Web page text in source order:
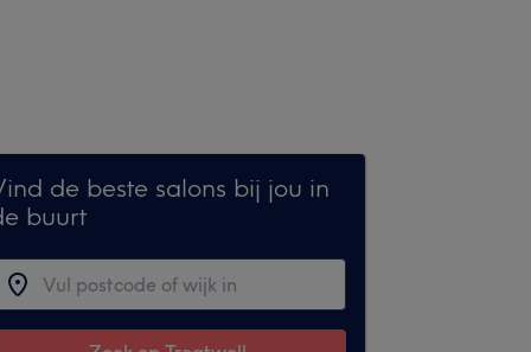
de beste salons bij jou in
buurt